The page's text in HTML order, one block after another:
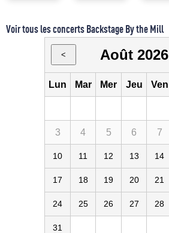
Voir tous les concerts Backstage By the Mill
< Août 2026
Lun Mar Mer Jeu Ven
3 4 5 6 7
10 11 12 13 14
17 18 19 20 21
24 25 26 27 28
31